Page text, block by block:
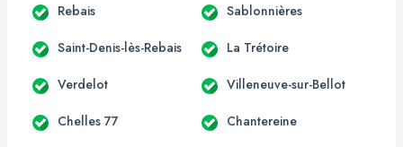
Rebais Sablonnières
Saint-Denis-lès-Rebais La Trétoire
Verdelot Villeneuve-sur-Bellot
Chelles 77 Chantereine